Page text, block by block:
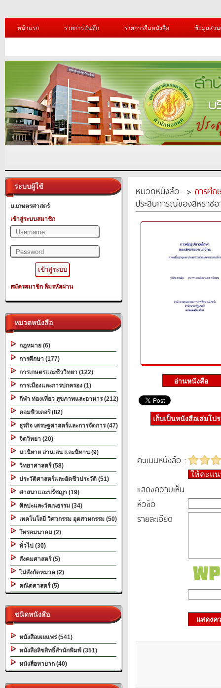
หน้าแรก รายการบันทึก รายการยืมหนังสือ ข้อมูลส่ว
ระบบผู้ใช้
ม.เกษตรศาสตร์
เข้าสู่ระบบสมาชิก
สมัครสมาชิก ลืมรหัสผ่าน
หมวดหนังสือ
กฎหมาย (6)
การศึกษา (177)
การเกษตรและชีววิทยา (122)
การเมืองและการปกครอง (1)
กีฬา ท่องเที่ยว สุขภาพและอาหาร (212)
คอมพิวเตอร์ (82)
ธุรกิจ เศรษฐศาสตร์และการจัดการ (47)
จิตวิทยา (20)
นวนิยาย อ่านเล่น และนิทาน (9)
วิทยาศาสตร์ (58)
ประวัติศาสตร์และอัตชีวประวัติ (51)
ศาสนาและปรัชญา (19)
ศิลปะและวัฒนธรรม (34)
เทคโนโลยี วิศวกรรม อุตสาหกรรม (50)
โทรคมนาคม (2)
ทั่วไป (30)
สังคมศาสตร์ (5)
ไม่สังกัดหมวด (2)
คณิตศาสตร์ (5)
ชนิดหนังสือ
หนังสือเผยแพร่ (541)
หนังสือลิขสิทธิ์สำนักพิมพ์ (351)
หนังสือหายาก (40)
หมวดหนังสือ -> การศึก
ประสบการณ์ของสหราช
เก็บเป็นหนังสือเล่มโป
คะแนนหนังสือ :
ให้คะแ
แสดงความเห็น
หัวข้อ
รายละเอียด
แสดงค